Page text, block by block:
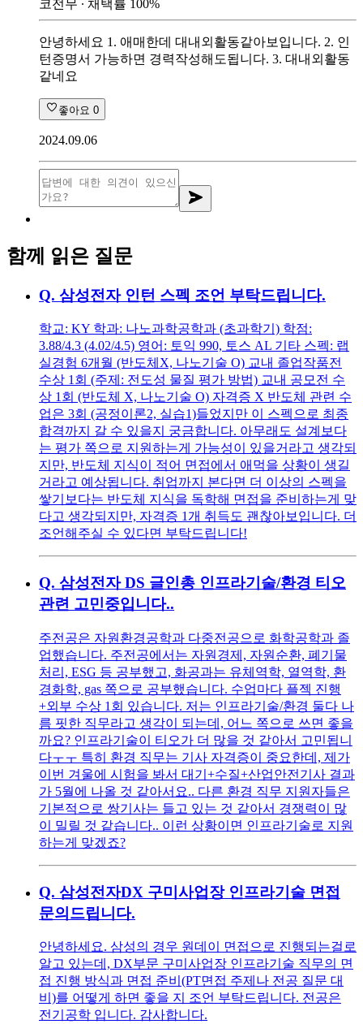
코전무 ∙ 채택률 100%
안녕하세요 1. 애매한데 대내외활동같아보입니다. 2. 인
턴증명서 가능하면 경력작성해도됩니다. 3. 대내외활동
같네요
좋아요 0
2024.09.06
함께 읽은 질문
Q. 삼성전자 인턴 스펙 조언 부탁드립니다.
학교: KY 학과: 나노과학공학과 (초과학기) 학점:
3.88/4.3 (4.02/4.5) 영어: 토익 990, 토스 AL 기타 스펙: 랩
실경험 6개월 (반도체X, 나노기술 O) 교내 졸업작품전
수상 1회 (주제: 전도성 물질 평가 방법) 교내 공모전 수
상 1회 (반도체 X, 나노기술 O) 자격증 X 반도체 관련 수
업은 3회 (공정이론2, 실습1)들었지만 이 스펙으로 최종
합격까지 갈 수 있을지 궁금합니다. 아무래도 설계보다
는 평가 쪽으로 지원하는게 가능성이 있을거라고 생각되
지만, 반도체 지식이 적어 면접에서 애먹을 상황이 생길
거라고 예상됩니다. 취업까지 본다면 더 이상의 스펙을
쌓기보다는 반도체 지식을 독학해 면접을 준비하는게 맞
다고 생각되지만, 자격증 1개 취득도 괜찮아보입니다. 더
조언해주실 수 있다면 부탁드립니다!
Q. 삼성전자 DS 글인총 인프라기술/환경 티오
관련 고민중입니다..
주전공은 자원환경공학과 다중전공으로 화학공학과 졸
업했습니다. 주전공에서는 자원경제, 자원순환, 폐기물
처리, ESG 등 공부했고, 화공과는 유체역학, 열역학, 환
경화학, gas 쪽으로 공부했습니다. 수업마다 플젝 진행
+외부 수상 1회 있습니다. 저는 인프라기술/환경 둘다 나
름 핏한 직무라고 생각이 되는데, 어느 쪽으로 쓰면 좋을
까요? 인프라기술이 티오가 더 많을 것 같아서 고민됩니
다ㅜㅜ 특히 환경 직무는 기사 자격증이 중요한데, 제가
이번 겨울에 시험을 봐서 대기+수질+산업안전기사 결과
가 5월에 나올 것 같아서요.. 다른 환경 직무 지원자들은
기본적으로 쌍기사는 들고 있는 것 같아서 경쟁력이 많
이 밀릴 것 같습니다.. 이런 상황이면 인프라기술로 지원
하는게 맞겠죠?
Q. 삼성전자DX 구미사업장 인프라기술 면접
문의드립니다.
안녕하세요. 삼성의 경우 원데이 면접으로 진행되는걸로
알고 있는데, DX부문 구미사업장 인프라기술 직무의 면
접 진행 방식과 면접 준비(PT면접 주제나 전공 질문 대
비)를 어떻게 하면 좋을 지 조언 부탁드립니다. 전공은
전기공학 입니다. 감사합니다.